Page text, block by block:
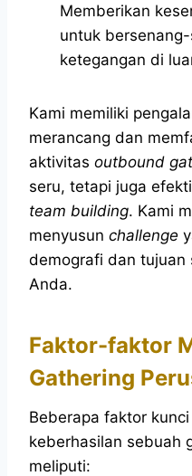
Memberikan
untuk
ketegangan di
Kami memiliki
merancang dan
aktivitas outbound
seru, tetapi juga
team building. Kami
menyusun challenge
demografi dan tujuan
Anda.
Faktor-faktor
Gathering
Beberapa faktor
keberhasilan sebuah
meliputi: